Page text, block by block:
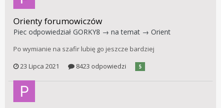
Orienty forumowiczów
Piec odpowiedział GORKY8 → na temat → Orient
Po wymianie na szafir lubię go jeszcze bardziej
23 Lipca 2021
8423 odpowiedzi 5